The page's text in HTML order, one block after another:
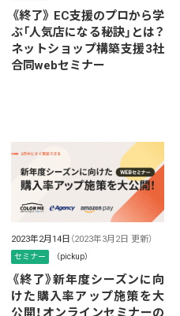
《終了》 EC支援のプロから学
ぶ「人気店になる秘訣」とは？
ネットショップ構築支援3社
合同webセミナー
2023年2月14日 （2023年3月2日 更新）
セミナー （pickup）
《終了》新年度シーズンに向
けた購入率アップ施策を大
公開！オンラインセミナーの